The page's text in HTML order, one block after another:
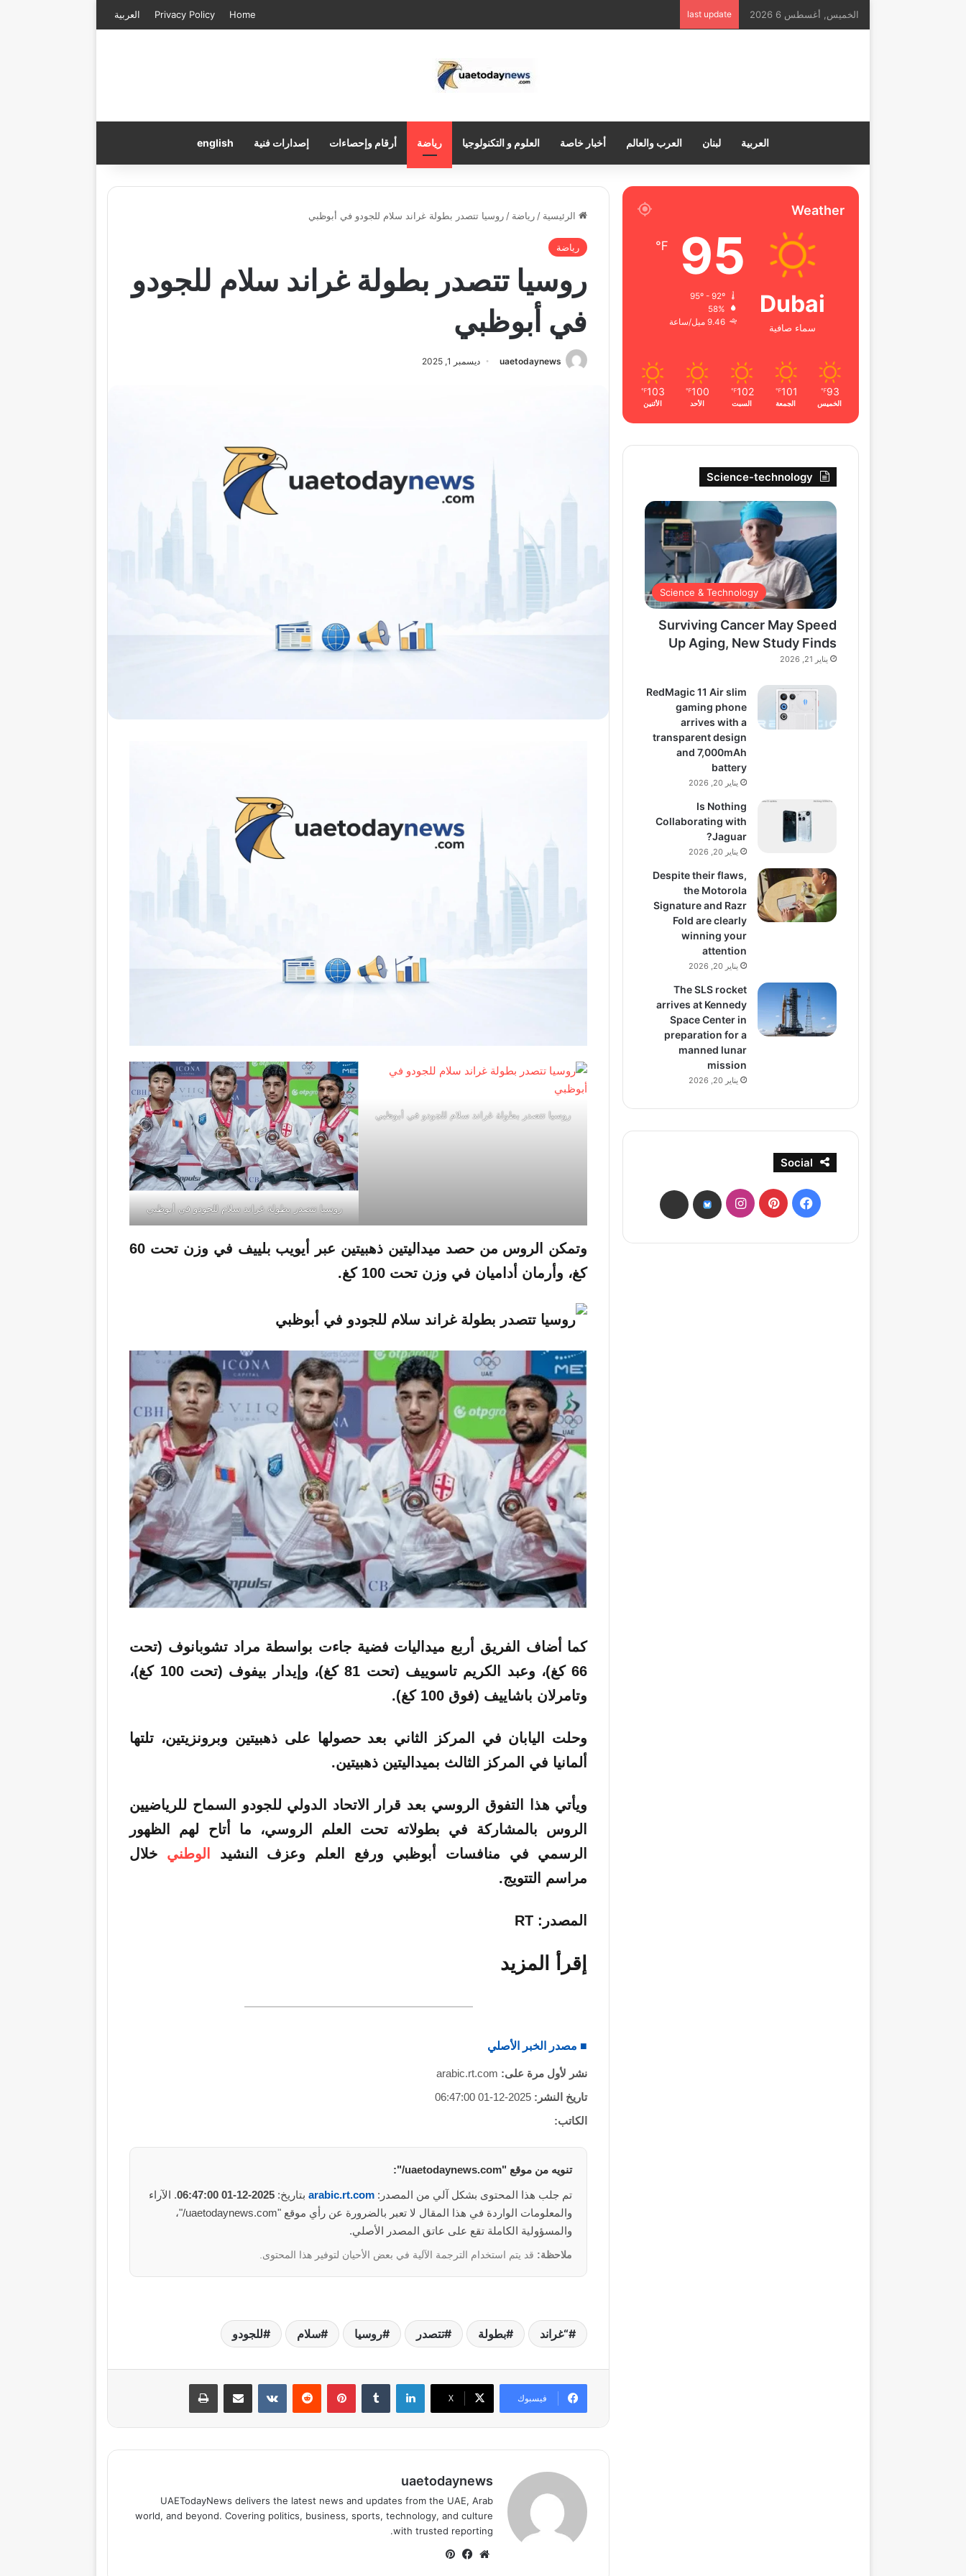
الخميس, أغسطس 6 2026 last update
Home
Privacy Policy العربية
العربية لبنان العرب والعالم أخبار خاصة العلوم و التكنولوجيا رياضة أرقام وإحصاءات إصدارات فنية english
الرئيسية / رياضة / روسيا تتصدر بطولة غراند سلام للجودو في أبوظبي
رياضة
روسيا تتصدر بطولة غراند سلام للجودو
في أبوظبي
uaetodaynews ديسمبر 1, 2025
روسيا تتصدر بطولة غراند سلام للجودو في أبوظبي
روسيا تتصدر بطولة غراند سلام للجودو في أبوظبي
وتمكن الروس من حصد ميداليتين ذهبيتين عبر أيويب بلييف في وزن تحت 60
كغ، وأرمان أداميان في وزن تحت 100 كغ.
كما أضاف الفريق أربع ميداليات فضية جاءت بواسطة مراد تشوبانوف (تحت
66 كغ)، وعبد الكريم تاسوييف (تحت 81 كغ)، وإيدار بيفوف (تحت 100 كغ)،
وتامرلان باشاييف (فوق 100 كغ).
وحلت اليابان في المركز الثاني بعد حصولها على ذهبيتين وبرونزيتين، تلتها
ألمانيا في المركز الثالث بميداليتين ذهبيتين.
ويأتي هذا التفوق الروسي بعد قرار الاتحاد الدولي للجودو السماح للرياضيين
الروس بالمشاركة في بطولاته تحت العلم الروسي، ما أتاح لهم الظهور
الرسمي في منافسات أبوظبي ورفع العلم وعزف النشيد
الوطني خلال
مراسم التتويج.
المصدر: RT
إقرأ المزيد
■ مصدر الخبر الأصلي
نشر لأول مرة على: arabic.rt.com
تاريخ النشر: 2025-12-01 06:47:00
الكاتب:
تنويه من موقع "uaetodaynews.com/":
تم جلب هذا المحتوى بشكل آلي من المصدر: arabic.rt.comبتاريخ: 2025-12-01 06:47:00
. الآراء
والمعلومات الواردة في هذا المقال لا تعبر بالضرورة عن رأي موقع "uaetodaynews.com/"،
والمسؤولية الكاملة تقع على عاتق المصدر الأصلي.
ملاحظة: قد يتم استخدام الترجمة الآلية في بعض الأحيان لتوفير هذا المحتوى.
“غراند بطولة تتصدر روسيا سلام للجودو
فيسبوك ‫X
لينكدإن ‏Tumblr بينتيريست
‏Reddit
‏VKontakte مشاركة عبر البريد طباعة
uaetodaynews
UAETodayNews delivers the latest news and updates from the UAE, Arab
world, and beyond. Covering politics, business, sports, technology, and culture
with trusted reporting.
موقعفيسبوك
Weather
Dubai
سماء صافية
95
℉
58%
9.46 ميل/ساعة
93
℉
الخميس
101
℉
الجمعة
102
℉
السبت
100
℉
الأحد
103
℉
الأثنين
Science-technology
Science & Technology
Surviving Cancer May Speed
Up Aging, New Study Finds
يناير 21, 2026
RedMagic 11 Air slim
gaming phone
arrives with a
transparent design
and 7,000mAh
battery
يناير 20, 2026
Is Nothing
Collaborating with
Jaguar?
يناير 20, 2026
Despite their flaws,
the Motorola
Signature and Razr
Fold are clearly
winning your
attention
يناير 20, 2026
The SLS rocket
arrives at Kennedy
Space Center in
preparation for a
manned lunar
mission
يناير 20, 2026
Social
فيسبوكبينتيريستانستقرامbsky
threads